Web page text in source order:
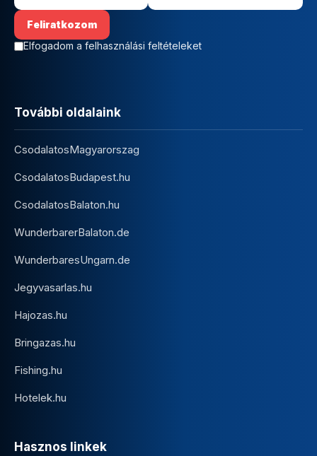
Elfogadom a felhasználási feltételeket
További oldalaink
CsodalatosMagyarorszag
CsodalatosBudapest.hu
CsodalatosBalaton.hu
WunderbarerBalaton.de
WunderbaresUngarn.de
Jegyvasarlas.hu
Hajozas.hu
Bringazas.hu
Fishing.hu
Hotelek.hu
Hasznos linkek